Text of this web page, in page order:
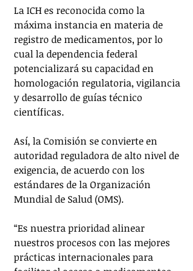
La ICH es reconocida como la
máxima instancia en materia de
registro de medicamentos, por lo
cual la dependencia federal
potencializará su capacidad en
homologación regulatoria, vigilancia
y desarrollo de guías técnico
científicas.
Así, la Comisión se convierte en
autoridad reguladora de alto nivel de
exigencia, de acuerdo con los
estándares de la Organización
Mundial de Salud (OMS).
“Es nuestra prioridad alinear
nuestros procesos con las mejores
prácticas internacionales para